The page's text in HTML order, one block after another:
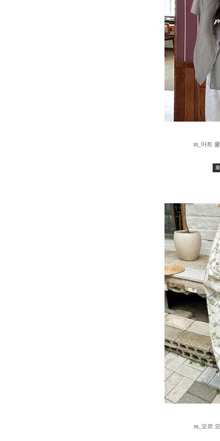
m_아트
m_오르